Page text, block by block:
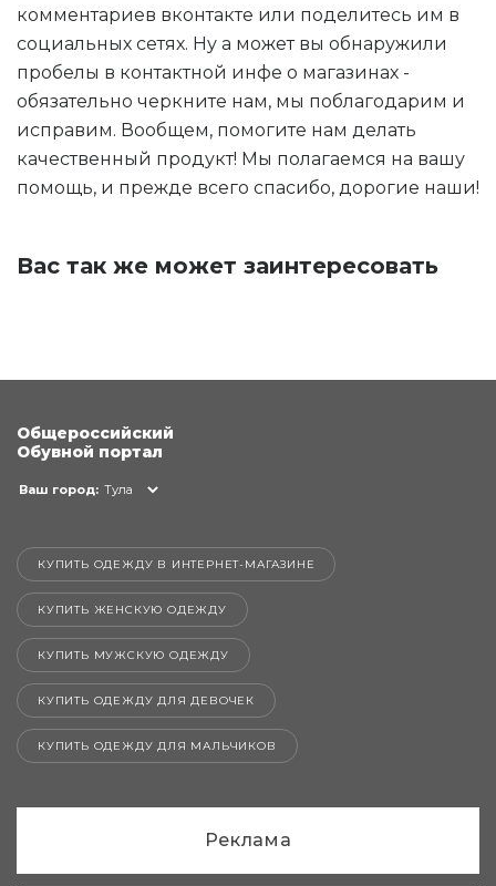
комментариев вконтакте или поделитесь им в
социальных сетях. Ну а может вы обнаружили
пробелы в контактной инфе о магазинах -
обязательно черкните нам, мы поблагодарим и
исправим. Вообщем, помогите нам делать
качественный продукт! Мы полагаемся на вашу
помощь, и прежде всего спасибо, дорогие наши!
Вас так же может заинтересовать
Общероссийский
Обувной портал
Ваш город: Тула
КУПИТЬ ОДЕЖДУ В ИНТЕРНЕТ-МАГАЗИНЕ
КУПИТЬ ЖЕНСКУЮ ОДЕЖДУ
КУПИТЬ МУЖСКУЮ ОДЕЖДУ
КУПИТЬ ОДЕЖДУ ДЛЯ ДЕВОЧЕК
КУПИТЬ ОДЕЖДУ ДЛЯ МАЛЬЧИКОВ
Реклама